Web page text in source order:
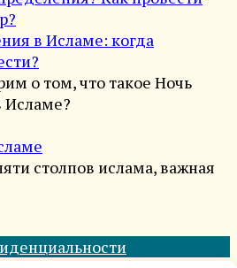
в Исламе: когда
о том, что такое Ночь
Исламе?
столпов ислама, важная